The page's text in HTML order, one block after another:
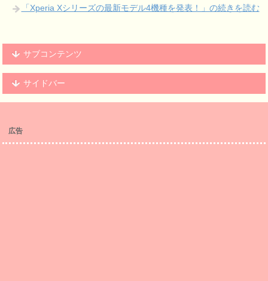
「Xperia Xシリーズの最新モデル4機種を発表！」の続きを読む
サブコンテンツ
サイドバー
広告